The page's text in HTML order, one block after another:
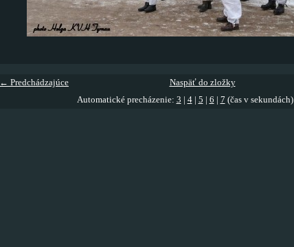
← Predchádzajúce
Naspäť do zložky
Automatické precházenie: 3 4| 5 6 7 (čas v sekundách)